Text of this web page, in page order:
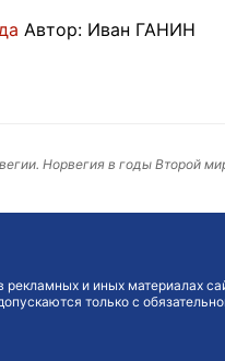
Автор: Иван ГАНИН
Норвегия в годы Второй
и иных материалах
только с